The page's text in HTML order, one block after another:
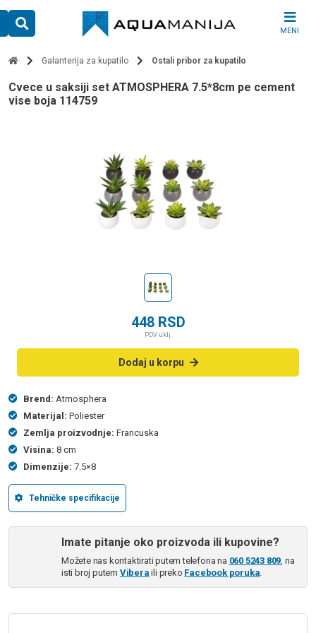
content
MENI
Galanterija za kupatilo Ostali pribor za kupatilo
cvece u saksiji set ATMOSPHERA 7.5*8cm pe cement
vise boja 114759
448 RSD
PDV uklj.
Dodaj u korpu
Brend: Atmosphera
Materijal: Poliester
Zemlja proizvodnje: Francuska
Visina: 8 cm
Dimenzije: 7.5×8
Tehničke specifikacije
Imate pitanje oko proizvoda ili kupovine?
Možete nas kontaktirati putem telefona na 060 5243 809, na
isti broj putem Vibera ili preko Facebook poruka.